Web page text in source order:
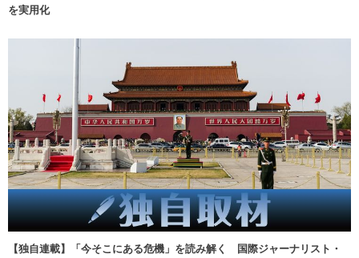
を実用化
【独自連載】「今そこにある危機」を読み解く 国際ジャーナリスト・